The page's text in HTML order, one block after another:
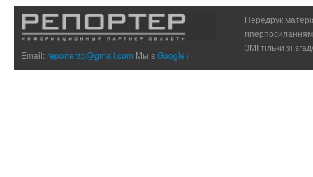
Email:reporterzp@gmail.com Мы вGoogle+
Передрук
ЗМІ тільки зі